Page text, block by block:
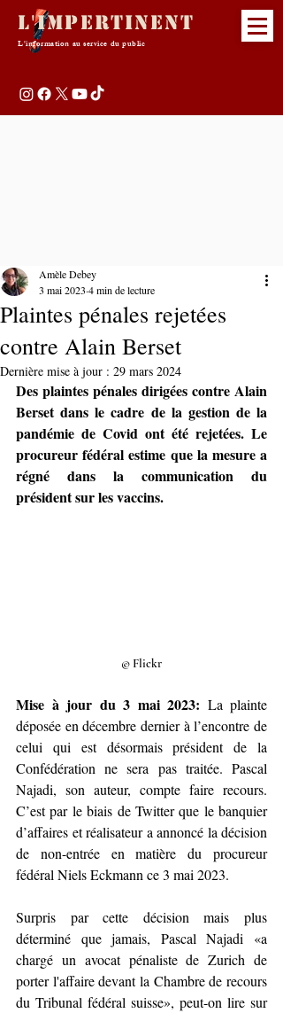
L'Impertinent
L'information au service du public
Plaintes pénales rejetées
contre Alain Berset
Amèle Debey
3 mai 2023 4 min de lecture
Dernière mise à jour : 29 mars 2024
Des plaintes pénales dirigées contre Alain
Berset dans le cadre de la gestion de la
pandémie de Covid ont été rejetées. Le
procureur fédéral estime que la mesure a
régné dans la communication du
président sur les vaccins.
© Flickr
Mise à jour du 3 mai 2023: La plainte
déposée en décembre dernier à l’encontre de
celui qui est désormais président de la
Confédération ne sera pas traitée. Pascal
Najadi, son auteur, compte faire recours.
C’est par le biais de Twitter que le banquier
d’affaires et réalisateur a annoncé la décision
de non-entrée en matière du procureur
fédéral Niels Eckmann ce 3 mai 2023.
Surpris par cette décision mais plus
déterminé que jamais, Pascal Najadi «a
chargé un avocat pénaliste de Zurich de
porter l'affaire devant la Chambre de recours
du Tribunal fédéral suisse», peut-on lire sur